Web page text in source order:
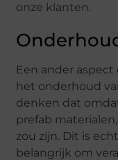
onze klanten.
Een ander
het onderhoud
denken dat
prefab
zou zijn. Dit is
belangrijk om